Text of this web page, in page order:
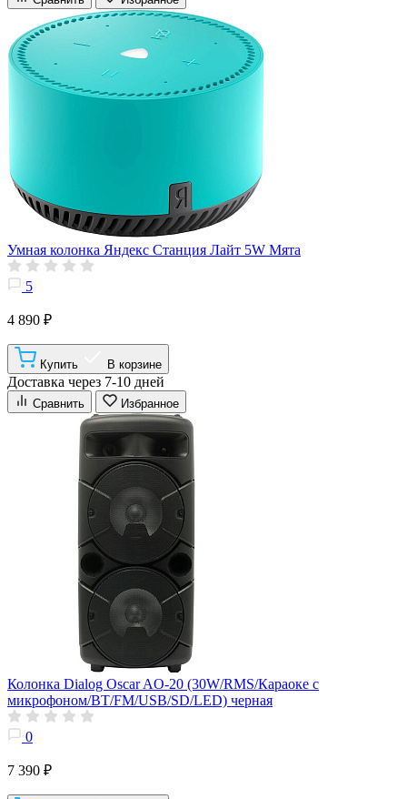
Умная колонка Яндекс Станция Лайт 5W Мята
5
4 890 ₽
Купить В корзине
Доставка через 7-10 дней
Сравнить Избранное
Колонка Dialog Oscar AO-20 (30W/RMS/Караоке с
микрофоном/BT/FM/USB/SD/LED) черная
0
7 390 ₽